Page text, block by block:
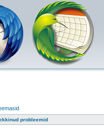
probleemid